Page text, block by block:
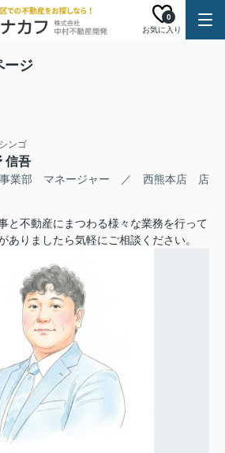
お気に入り
0
ージ
ンゴ
信吾
事業部 マネージャー ／ 西熊本店 店
と不動産にまつわる様々な業務を行って
ありましたら気軽にご相談ください。